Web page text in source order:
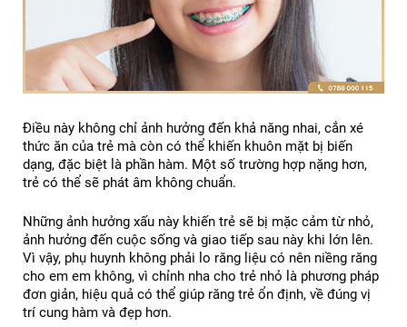
Điều này không chỉ ảnh hưởng đến khả năng nhai, cắn xé
thức ăn của trẻ mà còn có thể khiến khuôn mặt bị biến
dạng, đặc biệt là phần hàm. Một số trường hợp nặng hơn,
trẻ có thể sẽ phát âm không chuẩn.
Những ảnh hưởng xấu này khiến trẻ sẽ bị mặc cảm từ nhỏ,
ảnh hưởng đến cuộc sống và giao tiếp sau này khi lớn lên.
Vì vậy, phụ huynh không phải lo răng liệu có nên niềng răng
cho em em không, vì chỉnh nha cho trẻ nhỏ là phương pháp
đơn giản, hiệu quả có thể giúp răng trẻ ổn định, về đúng vị
trí cung hàm và đẹp hơn.